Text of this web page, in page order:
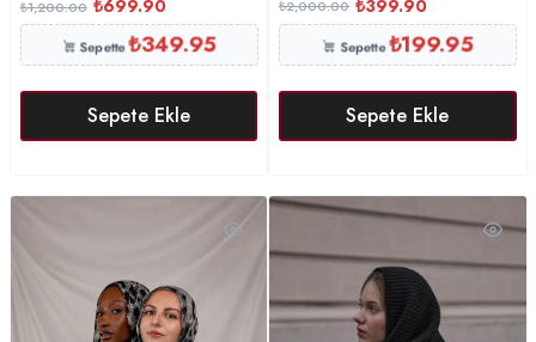
₺1,200.00 ₺699.90
Sepette₺349.95
Sepete Ekle
₺2,000.00 ₺399.90
Sepette₺199.95
Sepete Ekle